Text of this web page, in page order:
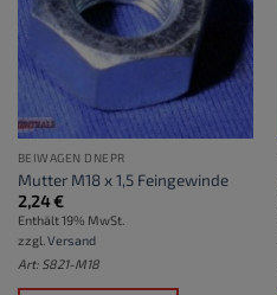
BEIWAGEN DNEPR
Mutter M18 x 1,5 Feingewinde
2,24€
Enthält 19% MwSt.
zzgl. Versand
Art: S821-M18